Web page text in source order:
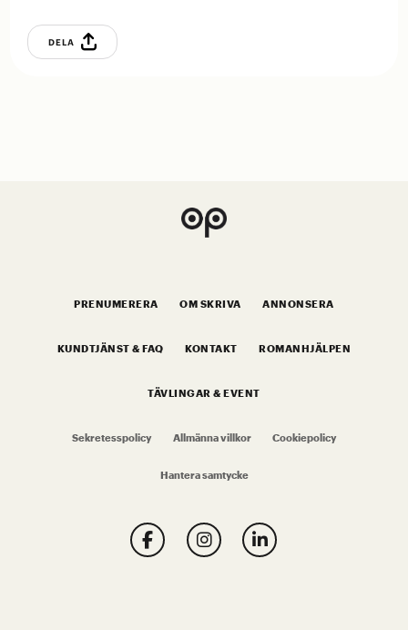
DELA
PRENUMERERA OM SKRIVA ANNONSERA
KUNDTJÄNST & FAQ KONTAKT ROMANHJÄLPEN
TÄVLINGAR & EVENT
Sekretesspolicy Allmänna villkor Cookiepolicy
Hantera samtycke